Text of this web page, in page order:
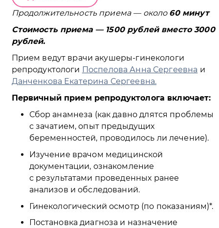
Продолжительность приема — около 60 минут
Стоимость приема — 1500 рублей вместо 3000
рублей.
Прием ведут врачи акушеры-гинекологи
репродуктологи Поспелова Анна Сергеевна и
Данченкова Екатерина Сергеевна.
Первичный прием репродуктолога включает:
Сбор анамнеза (как давно длятся проблемы
с зачатием, опыт предыдущих
беременностей, проводилось ли лечение).
Изучение врачом медицинской
документации, ознакомление
с результатами проведенных ранее
анализов и обследований.
Гинекологический осмотр (по показаниям)*.
Постановка диагноза и назначение